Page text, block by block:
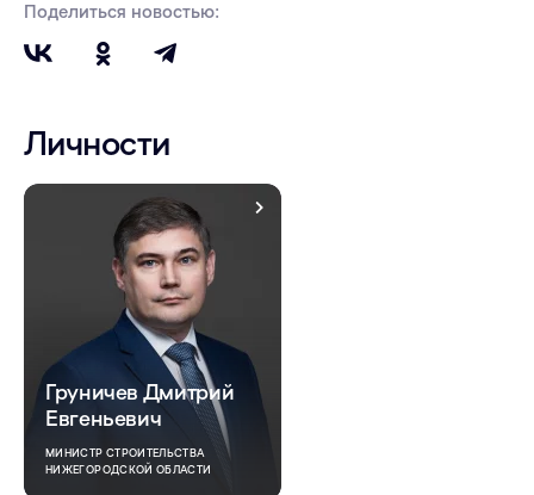
Поделиться новостью:
Личности
Груничев Дмитрий
Евгеньевич
МИНИСТР СТРОИТЕЛЬСТВА
НИЖЕГОРОДСКОЙ ОБЛАСТИ